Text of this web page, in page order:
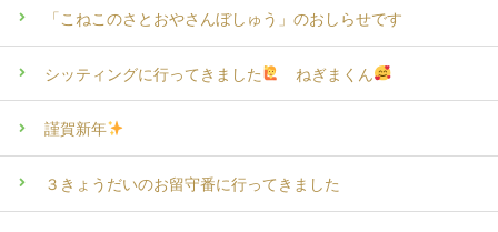
「こねこのさとおやさんぼしゅう」のおしらせです
シッティングに行ってきました ねぎまくん
謹賀新年
３きょうだいのお留守番に行ってきました